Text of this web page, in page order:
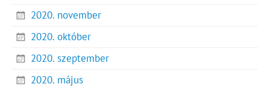
2020. november
2020. október
2020. szeptember
2020. május